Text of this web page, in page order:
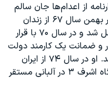
از اعدام‌ها جان سالم
به در برد. او پس از اعدام‌ها در بهمن سال ۶۷ از زندان
گوهردشت به زندان اوین منتقل شد و در سال ۷۰ با قرار
و ضمانت یک کارمند دولت
و چک سفید او از زندان آزاد شد. او در سال ۷۴ از ایران
خارج شد و هم اکنون در اردوگاه اشرف ۳ در آلبانی مستقر